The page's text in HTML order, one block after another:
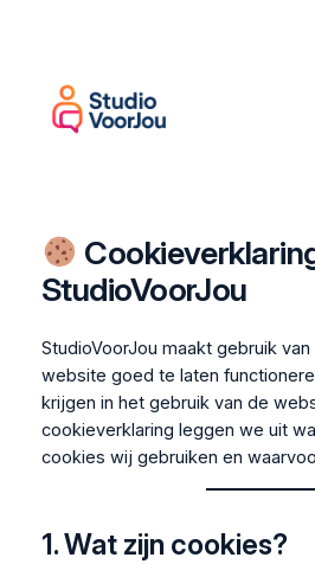
inhoud
StudioVoorJou
StudioVoorJou maakt gebruik
website goed te laten
krijgen in het gebruik van de
cookieverklaring leggen we uit
cookies wij gebruiken en
1. Wat zijn cookies?